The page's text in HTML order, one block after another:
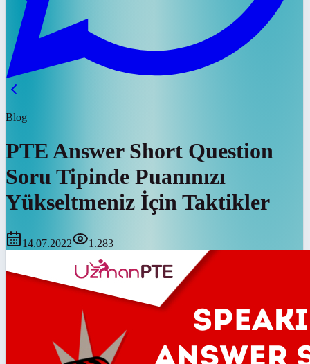
Blog
PTE Answer Short Question
Soru Tipinde Puanınızı
Yükseltmeniz İçin Taktikler
14.07.2022 1.283